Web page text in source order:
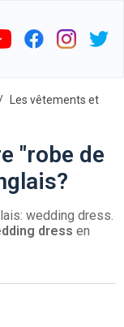
Les vêtements et
"robe de
wedding dress.
dress en